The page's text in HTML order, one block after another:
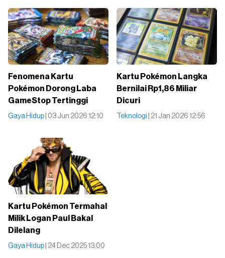
Fenomena Kartu
Pokémon Dorong Laba
GameStop Tertinggi
Gaya Hidup | 03 Jun 2026 12:10
Kartu Pokémon Langka
Bernilai Rp1,86 Miliar
Dicuri
Teknologi | 21 Jan 2026 12:56
Kartu Pokémon Termahal
Milik Logan Paul Bakal
Dilelang
Gaya Hidup | 24 Dec 2025 13:00